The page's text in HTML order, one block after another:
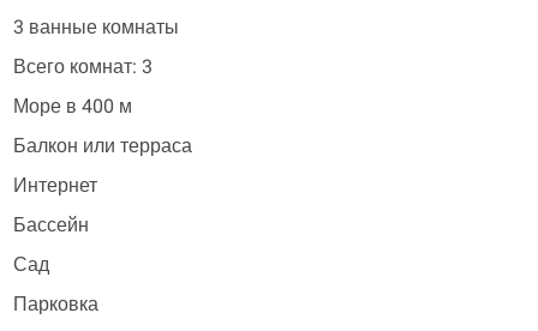
3 ванные комнаты
Всего комнат: 3
Море в 400 м
Балкон или терраса
Интернет
Бассейн
Сад
Парковка